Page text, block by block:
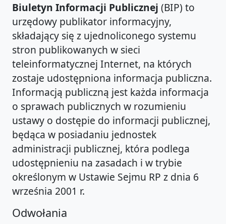
Biuletyn Informacji Publicznej (BIP) to
urzędowy publikator informacyjny,
składający się z ujednoliconego systemu
stron publikowanych w sieci
teleinformatycznej Internet, na których
zostaje udostępniona informacja publiczna.
Informacją publiczną jest każda informacja
o sprawach publicznych w rozumieniu
ustawy o dostępie do informacji publicznej,
będąca w posiadaniu jednostek
administracji publicznej, która podlega
udostępnieniu na zasadach i w trybie
określonym w Ustawie Sejmu RP z dnia 6
września 2001 r.
Odwołania